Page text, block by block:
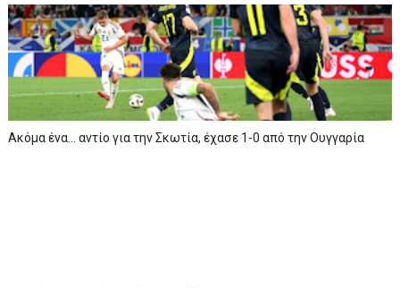
Ακόμα ένα… αντίο για την Σκωτία, έχασε 1-0 από την Ουγγαρία